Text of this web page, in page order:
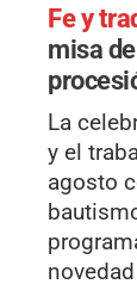
Fe y
misa
La
y el
agosto